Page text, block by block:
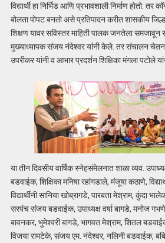
विद्यार्थी हा निर्भिड आणि प्रभावशाली निर्माण होतो. तर
बोलता पोपट बनतो असे प्रतिपादन करीत शासकीय
शिक्षण यावर सविस्तर माहिती पालक जनतेला समजावून
मुख्याध्यापक संजय नंदेश्वर यांनी केले. तर संचालन चेतन
उपरीकर यांनी व आभार प्रदर्शन शिक्षिका मंगला पटोले
या तीन दिवसीय वार्षिक स्नेहसंमेलनात शाळा व्यव.
बडवाईक, शिक्षिका मनिषा रहांगडाले, मंजूषा कठाणे,
विद्यार्थीनी सानिया खोब्रागडे, पारबता मेश्राम, कुंदा
सरपंच संजय बडवाईक, उपाध्यक्ष वर्षा बागडे, मनोज
बावनकर, भुमेश्वरी बागडे, भागवत मेश्राम, शितल
विजया रामटेके, संजय एम. नंदेश्वर, नलिनी बडवाईक,